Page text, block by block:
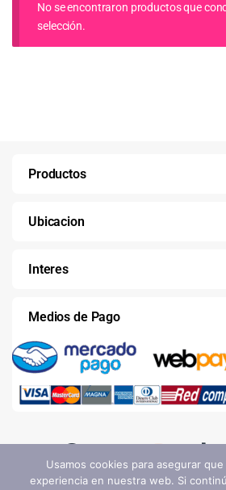
No se encontraron productos que
selección.
Productos
Ubicacion
Interes
Medios de Pago
Usamos cookies para asegurar
experiencia en nuestra web. Si